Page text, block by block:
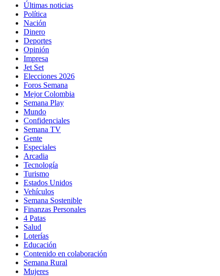
Últimas noticias
Política
Nación
Dinero
Deportes
Opinión
Impresa
Jet Set
Elecciones 2026
Foros Semana
Mejor Colombia
Semana Play
Mundo
Confidenciales
Semana TV
Gente
Especiales
Arcadia
Tecnología
Turismo
Estados Unidos
Vehículos
Semana Sostenible
Finanzas Personales
4 Patas
Salud
Loterías
Educación
Contenido en colaboración
Semana Rural
Mujeres